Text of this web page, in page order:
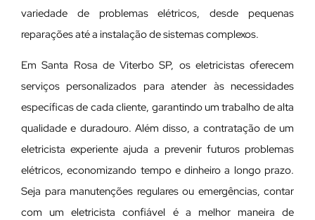
variedade de problemas elétricos, desde pequenas
reparações até a instalação de sistemas complexos.
Em Santa Rosa de Viterbo SP, os eletricistas oferecem
serviços personalizados para atender às necessidades
específicas de cada cliente, garantindo um trabalho de alta
qualidade e duradouro. Além disso, a contratação de um
eletricista experiente ajuda a prevenir futuros problemas
elétricos, economizando tempo e dinheiro a longo prazo.
Seja para manutenções regulares ou emergências, contar
com um eletricista confiável é a melhor maneira de